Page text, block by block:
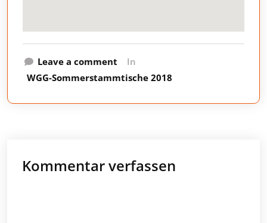
Leave a comment
In
WGG-Sommerstammtische 2018
Kommentar verfassen